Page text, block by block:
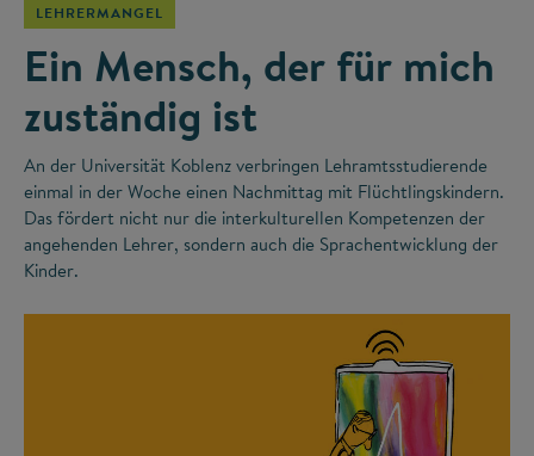
LEHRERMANGEL
Ein Mensch, der für mich
zuständig ist
An der Universität Koblenz verbringen Lehramtsstudierende
einmal in der Woche einen Nachmittag mit Flüchtlingskindern.
Das fördert nicht nur die interkulturellen Kompetenzen der
angehenden Lehrer, sondern auch die Sprachentwicklung der
Kinder.